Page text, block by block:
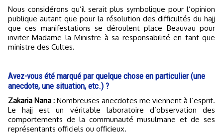
Nous considérons qu’il serait plus symbolique pour l’opinion
publique autant que pour la résolution des difficultés du hajj
que ces manifestations se déroulent place Beauvau pour
inviter Madame la Ministre à sa responsabilité en tant que
ministre des Cultes.
Avez-vous été marqué par quelque chose en particulier (une
anecdote, une situation, etc.) ?
Zakaria Nana : Nombreuses anecdotes me viennent à l’esprit.
Le hajj est un véritable laboratoire d’observation des
comportements de la communauté musulmane et de ses
représentants officiels ou officieux.